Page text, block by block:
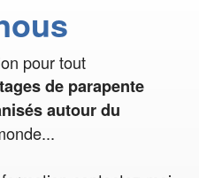
pour tout
de parapente
autour du